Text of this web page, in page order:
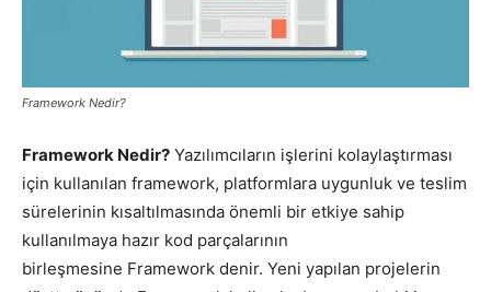
–
Framework Nedir?
Framework Nedir? Yazılımcıların işlerini kolaylaştırması
için kullanılan framework, platformlara uygunluk ve teslim
sürelerinin kısaltılmasında önemli bir etkiye sahip
kullanılmaya hazır kod parçalarının
birleşmesine Framework denir. Yeni yapılan projelerin